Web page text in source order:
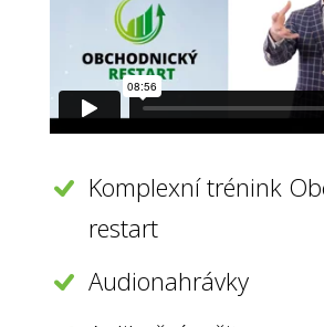
Komplexní trénink
restart
Audionahrávky